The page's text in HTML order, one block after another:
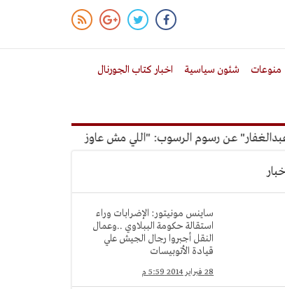
منوعات شئون سياسية اخبار كتاب الجورنال
عن رسوم الرسوب: "اللي مش عاوز يتعلم ملوش مجانية"
ساينس مونيتور: الإضرابات وراء
استقالة حكومة الببلاوي ..وعمال
النقل أجبروا رجال الجيش علي
قيادة الأتوبيسات
28 فبراير 2014 5:59 م